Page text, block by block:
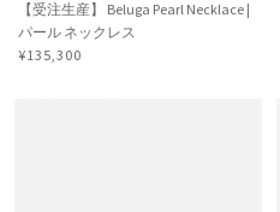
【受注生産】 Beluga Pearl Necklace |
パール ネックレス
¥135,300